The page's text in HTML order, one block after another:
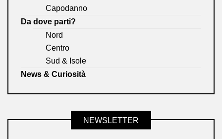
Capodanno
Da dove parti?
Nord
Centro
Sud & Isole
News & Curiosità
NEWSLETTER